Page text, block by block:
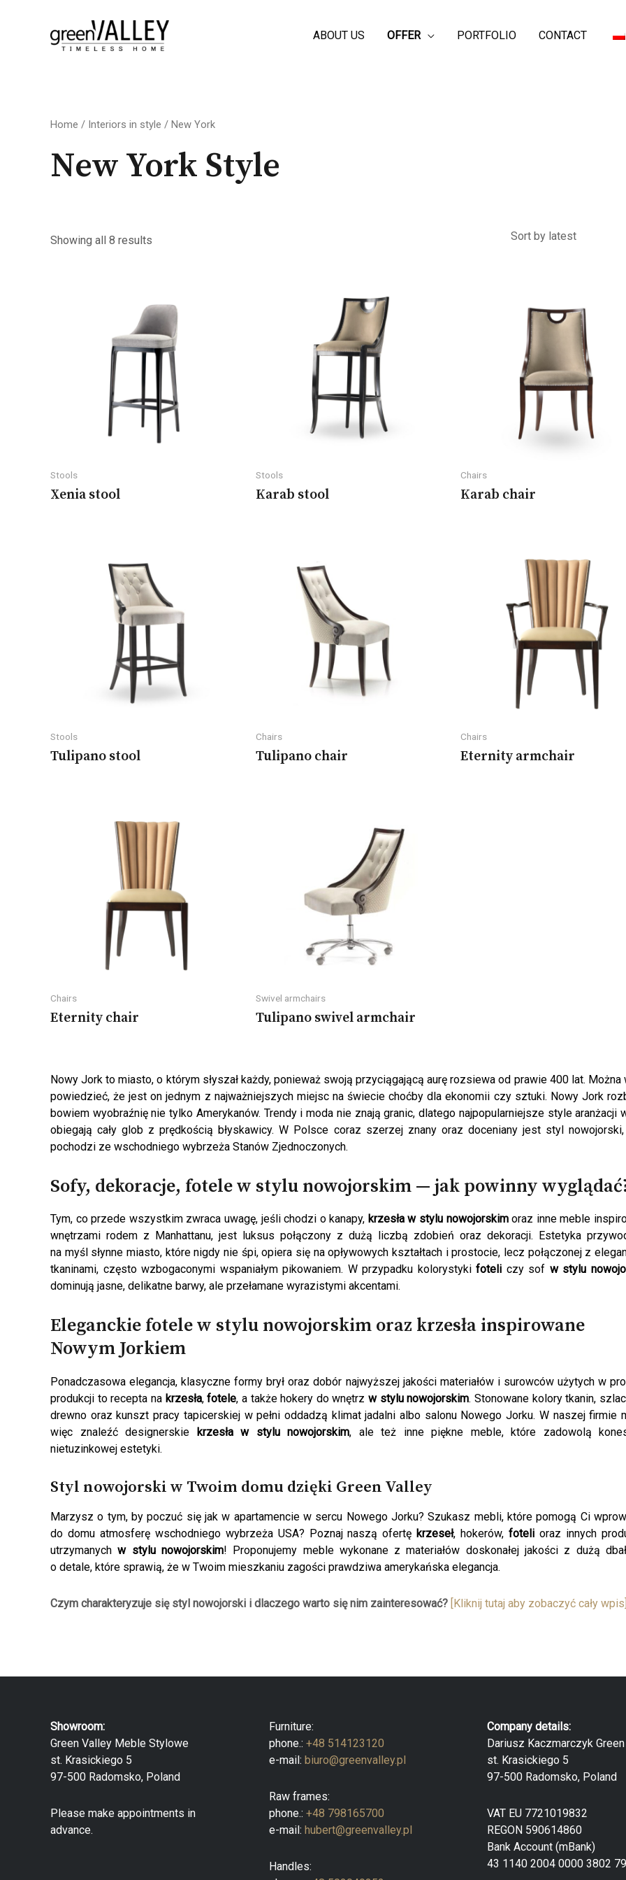
ABOUT US OFFER PORTFOLIO CONTACT
Home / Interiors in style / New York
New York Style
Showing all 8 results
Sorted
by
Stools
Xenia stool
Stools
Karab stool
Chairs
Karab chair
Stools
Tulipano stool
Chairs
Tulipano chair
Chairs
Eternity armchair
Chairs
Eternity chair
Swivel armchairs
Tulipano swivel armchair
Nowy Jork to miasto, o którym słyszał każdy, ponieważ swoją przyciągającą aurę rozsiewa od prawie 400 lat. Można
powiedzieć, że jest on jednym z najważniejszych miejsc na świecie choćby dla ekonomii czy sztuki. Nowy Jork
bowiem wyobraźnię nie tylko Amerykanów. Trendy i moda nie znają granic, dlatego najpopularniejsze style aranżacji
obiegają cały glob z prędkością błyskawicy. W Polsce coraz szerzej znany oraz doceniany jest styl
pochodzi ze wschodniego wybrzeża Stanów Zjednoczonych.
Sofy, dekoracje, fotele w stylu nowojorskim — jak powinny
Tym, co przede wszystkim zwraca uwagę, jeśli chodzi o kanapy, krzesła w stylu nowojorskimoraz inne meble
wnętrzami rodem z Manhattanu, jest luksus połączony z dużą liczbą zdobień oraz dekoracji. Estetyka
na myśl słynne miasto, które nigdy nie śpi, opiera się na opływowych kształtach i prostocie, lecz połączonej z
tkaninami, często wzbogaconymi wspaniałym pikowaniem. W przypadku kolorystykifoteli czy sof w stylu
dominują jasne, delikatne barwy, ale przełamane wyrazistymi akcentami.
Eleganckie fotele w stylu nowojorskim oraz krzesła inspirowane
Nowym Jorkiem
Ponadczasowa elegancja, klasyczne formy brył oraz dobór najwyższej jakości materiałów i surowców użytych w
produkcji to recepta na krzesła,fotele, a także hokery do wnętrzw stylu nowojorskim. Stonowane kolory tkanin,
drewno oraz kunszt pracy tapicerskiej w pełni oddadzą klimat jadalni albo salonu Nowego Jorku. W naszej firmie
więc znaleźć designerskie krzesła w stylu nowojorskim, ale też inne piękne meble, które zadowolą
nietuzinkowej estetyki.
Styl nowojorski w Twoim domu dzięki Green Valley
Marzysz o tym, by poczuć się jak w apartamencie w sercu Nowego Jorku? Szukasz mebli, które pomogą Ci
do domu atmosferę wschodniego wybrzeża USA? Poznaj naszą ofertękrzeseł, hokerów,foteli oraz innych
utrzymanychw stylu nowojorskim! Proponujemy meble wykonane z materiałów doskonałej jakości z dużą
o detale, które sprawią, że w Twoim mieszkaniu zagości prawdziwa amerykańska elegancja.
Czym charakteryzuje się styl nowojorski i dlaczego warto się nim zainteresować? [Kliknij tutaj aby zobaczyć cały wpis]
Showroom:
Green Valley Meble Stylowe
st. Krasickiego 5
97-500 Radomsko, Poland
Please make appointments in
advance.
Furniture:
phone.: +48 514123120
e-mail: biuro@greenvalley.pl
Raw frames:
phone.: +48 798165700
e-mail: hubert@greenvalley.pl
Handles:
Company details:
Dariusz Kaczmarczyk
st. Krasickiego 5
97-500 Radomsko, Poland
VAT EU 7721019832
REGON 590614860
Bank Account (mBank)
43 1140 2004 0000 3802